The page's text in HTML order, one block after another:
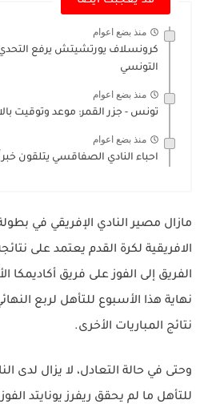
منذ بضع اعوام
كرونسلاف يورتشيتش يرفع التحدي
التونسي
منذ بضع اعوام
تونس - جزر القمر: موعد وتوقيت
منذ بضع اعوام
احباء النادي الصفاقسي يتلقون
مازال مصير النادي الإفريقي في
الافريقية لكرة القدم يعتمد على
الفريق إلى الفوز على فريق
نهاية هذا الأسبوع للتأهل لربع
نتائج المباريات الأخرى.
وحتى في حالة التعادل، لا يزال لدى
للتأهل ما لم يحقق ريفرز يونايتد